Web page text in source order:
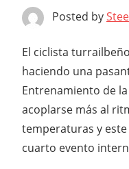
Posted by
El ciclista
haciendo una
Entrenamiento de
acoplarse más al
temperaturas y
cuarto evento